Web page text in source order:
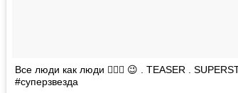
Все люди как люди 🧝🏿‍♀️ 😉 . TEASER .
#суперзвезда